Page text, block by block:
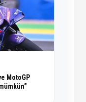
MotoGP